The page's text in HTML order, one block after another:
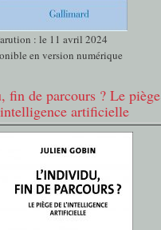
: le 11 avril 2024
en version numérique
fin de parcours ? Le piège
artificielle